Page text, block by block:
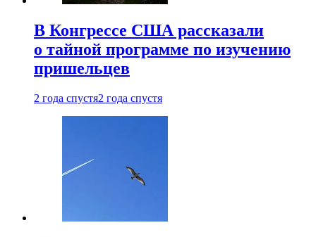
В Конгрессе США рассказали
о тайной программе по изучению
пришельцев
2 года спустя2 года спустя